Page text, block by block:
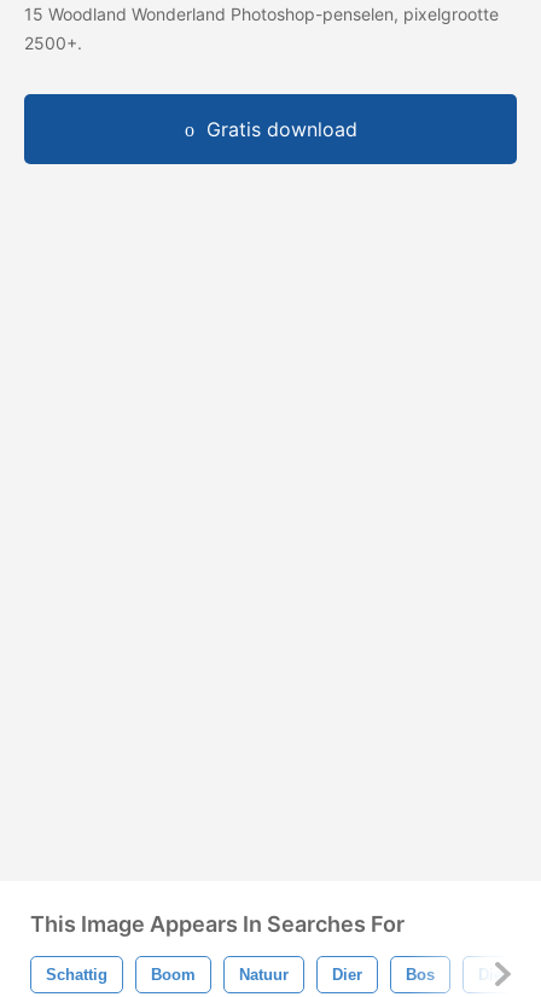
15 Woodland Wonderland Photoshop-penselen, pixelgrootte
2500+.
Gratis download
This Image Appears In Searches For
Schattig Boom Natuur Dier Bos Dieren